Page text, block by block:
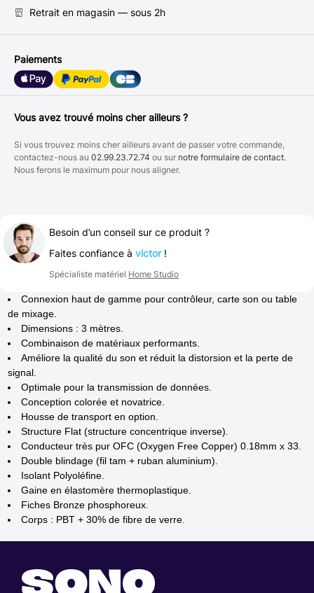
Retrait en magasin — sous 2h
Paiements
Vous avez trouvé moins cher ailleurs ?
Si vous trouvez moins cher ailleurs avant de passer votre commande,
contactez-nous au 02.99.23.72.74 ou sur notre formulaire de contact.
Nous ferons le maximum pour nous aligner.
Besoin d’un conseil sur ce produit ?
Faites confiance à victor!
Spécialiste matériel Home Studio
Connexion haut de gamme pour contrôleur, carte son ou table
de mixage.
Dimensions : 3 mètres.
Combinaison de matériaux performants.
Améliore la qualité du son et réduit la distorsion et la perte de
signal.
Optimale pour la transmission de données.
Conception colorée et novatrice.
Housse de transport en option.
Structure Flat (structure concentrique inverse).
Conducteur très pur OFC (Oxygen Free Copper) 0.18mm x 33.
Double blindage (fil tam + ruban aluminium).
Isolant Polyoléfine.
Gaine en élastomère thermoplastique.
Fiches Bronze phosphoreux.
Corps : PBT + 30% de fibre de verre.